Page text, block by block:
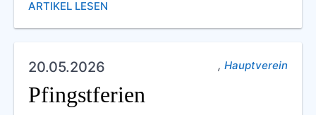
ARTIKEL LESEN
, Hauptverein
20.05.2026
Pfingstferien